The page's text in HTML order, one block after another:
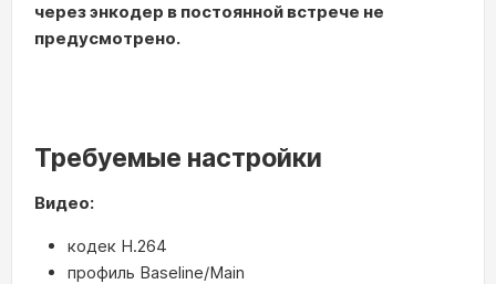
через энкодер в постоянной встрече не
предусмотрено.
Требуемые настройки
Видео:
кодек H.264
профиль Baseline/Main